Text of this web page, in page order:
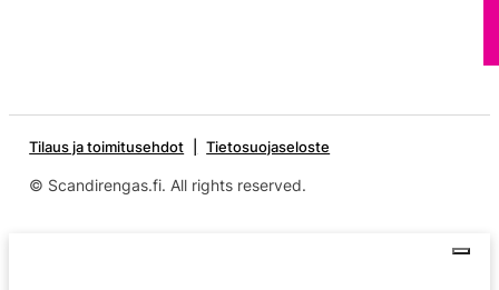
Tilaus ja toimitusehdot Tietosuojaseloste
© Scandirengas.fi. All rights reserved.